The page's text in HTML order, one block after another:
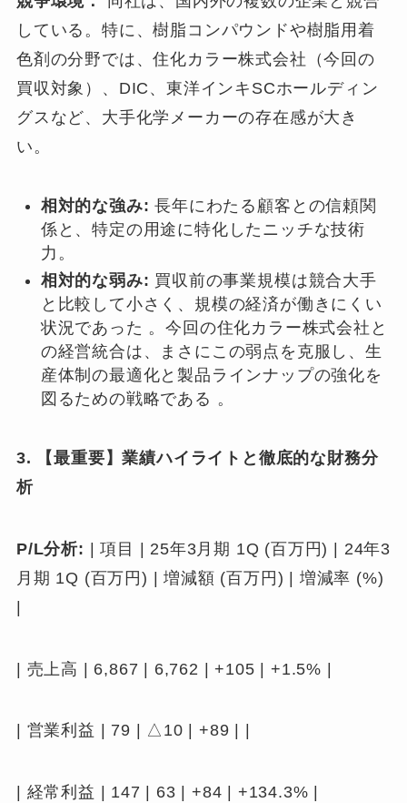
している。特に、樹脂コンパウンドや樹脂用着
色剤の分野では、住化カラー株式会社（今回の
買収対象）、DIC、東洋インキSCホールディン
グスなど、大手化学メーカーの存在感が大き
い。
相対的な強み: 長年にわたる顧客との信頼関
係と、特定の用途に特化したニッチな技術
力。
相対的な弱み: 買収前の事業規模は競合大手
と比較して小さく、規模の経済が働きにくい
状況であった 。今回の住化カラー株式会社と
の経営統合は、まさにこの弱点を克服し、生
産体制の最適化と製品ラインナップの強化を
図るための戦略である 。
3. 【最重要】業績ハイライトと徹底的な財務分
析
P/L分析: | 項目 | 25年3月期 1Q (百万円) | 24年3
月期 1Q (百万円) | 増減額 (百万円) | 増減率 (%)
|
| 売上高 | 6,867 | 6,762 | +105 | +1.5% |
| 営業利益 | 79 | △10 | +89 | |
| 経常利益 | 147 | 63 | +84 | +134.3% |